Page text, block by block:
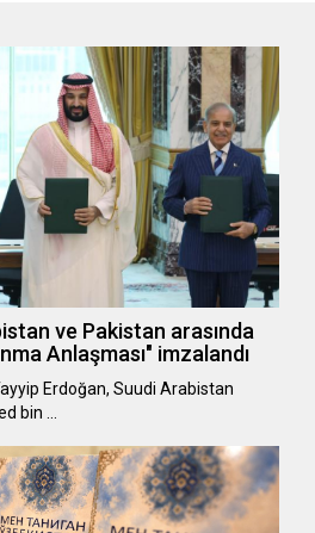
ve Pakistan arasında
Anlaşması" imzalandı
Erdoğan, Suudi Arabistan
bin …